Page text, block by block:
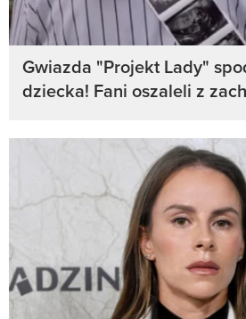
Gwiazda "Projekt Lady"
dziecka! Fani oszaleli z